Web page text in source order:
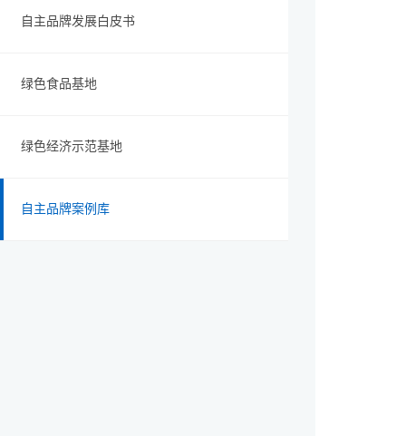
自主品牌发展白皮书
绿色食品基地
绿色经济示范基地
自主品牌案例库